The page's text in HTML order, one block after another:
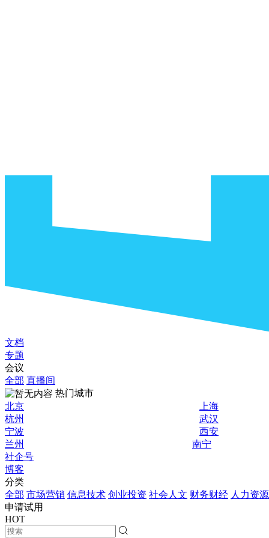
文档
专题
会议
全部 直播间
热门城市
北京
上海
杭州
武汉
宁波
西安
兰州
南宁
社企号
博客
分类
全部 市场营销 信息技术 创业投资 社会人文 财务财经 人力资源
申请试用
HOT